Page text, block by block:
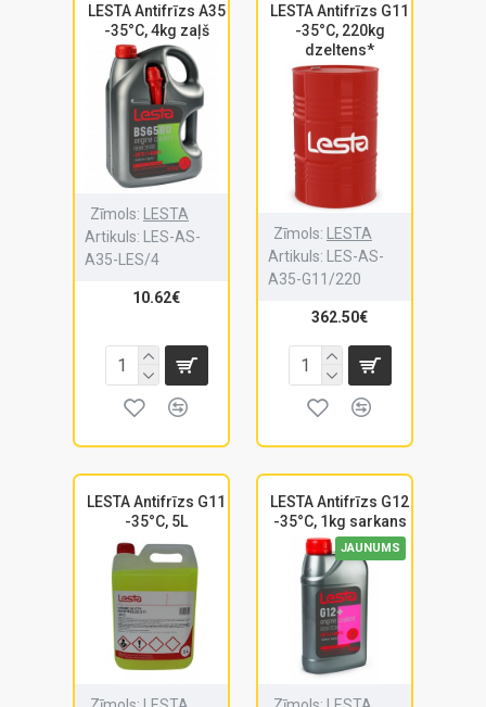
LESTA Antifrīzs A35
-35°C, 4kg zaļš
Zīmols:
LESTA
Artikuls:
LES-AS-
A35-LES/4
10.62€
LESTA Antifrīzs G11
-35°C, 220kg
dzeltens*
Zīmols:
LESTA
Artikuls:
LES-AS-
A35-G11/220
362.50€
LESTA Antifrīzs G11
-35°C, 5L
LESTA Antifrīzs G12
-35°C, 1kg sarkans
JAUNUMS